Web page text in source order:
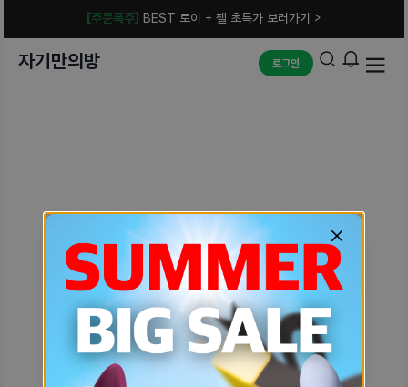
[주문폭주] BEST 토이 + 젤 초특가 보러가기 >
자기만의방 로그인
예상치 못한 에러입니다.